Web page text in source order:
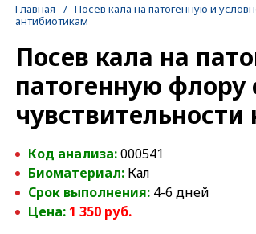
Главная / Посев кала на патогенную и
антибиотикам
Посев кала на
патогенную
Код анализа:000541
Биоматериал: Кал
Срок выполнения: 4-6 дней
Цена: 1 350 руб.